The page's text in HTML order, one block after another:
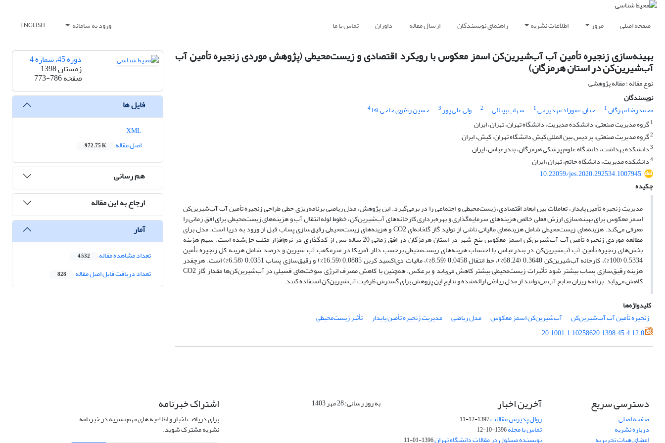
صفحه اصلی مرور اطلاعات نشریه راهنمای نویسندگان ارسال مقاله داوران تماس با ما ورود به سامانه ENGLISH
بهینه‌سازی زنجیره تأمین آب آب‌شیرین‌کن‌ اسمز معکوس با رویکرد اقتصادی و زیست‌محیطی (پژوهش موردی زنجیره تأمین آب
آب‌شیرین‌کن در استان هرمزگان)
نوع مقاله : مقاله پژوهشی
نویسندگان
محمدرضا مهرگان1 حنان عموزاد مهدیرجی1 شهاب بینائی 2 ولی علی پور3 حسین رضوی حاجی آقا4
1گروه مدیریت صنعتی، دانشکده مدیریت، دانشگاه تهران، تهران، ایران
2گروه مدیریت صنعتی، پردیس بین المللی کیش دانشگاه تهران، کیش، ایران
3دانشکده بهداشت، دانشگاه علوم پزشکی هرمزگان، بندرعباس، ایران
4دانشکده مدیریت، دانشگاه خاتم، تهران، ایران
10.22059/jes.2020.292534.1007945
چکیده
مدیریت زنجیره تأمین پایدار، تعاملات بین ابعاد اقتصادی، زیست‌محیطی و اجتماعی را در برمی‌گیرد. این پژوهش، مدل ریاضی برنامه‌ریزی خطی طراحی زنجیره تأمین آب آب‌شیرین‌کن‌
اسمز معکوس برای بهینه‌سازی ارزش فعلی خالص هزینه‌های سرمایه‌گذاری و بهره‌برداری کارخانه‌های آب‌شیرین‌کن، خطوط لوله انتقال آب و هزینه‌های زیست‌محیطی برای افق زمانی را
معرفی می‌کند. هزینه‌های زیست‌محیطی شامل هزینه‌های مالیاتی ناشی از تولید گاز گلخانه‌ای CO2 و هزینه‌های زیست‌محیطی رقیق‌سازی پساب قبل از ورود به دریا است. مدل برای
مطالعه موردی زنجیره تأمین آب آب‌شیرین‌کن اسمز معکوس پنج شهر در استان هرمزگان در افق زمانی 20 ساله پس از کدگذاری در نرم‌افزار متلب حل‌شده است. سهم هزینه
بخش‌های زنجیره تأمین آب آب‌شیرین‌کن در بندرعباس با احتساب هزینه‌های زیست‌محیطی برحسب دلار آمریکا در مترمکعب آب شیرین و درصد شامل هزینه کل زنجیره تأمین
0.5334 (100%)، کارخانه آب‌شیرین‌کن 0.3640 (68.24%)، خط انتقال 0.0458 (8.59%)، مالیات دی‌اکسید کربن 0.0885 (16.59%) و رقیق‌سازی پساب 0.0351 (6.58%) است. هرچقدر
هزینه رقیق‌سازی پساب بیشتر شود تأثیرات زیست‌محیطی بیشتر کاهش می‌یابد و برعکس. همچنین با کاهش مصرف انرژی سوخت‌های فسیلی در آب‌شیرین‌کن‌ها مقدار گاز CO2
کاهش می‌یابد. برنامه ریزان منابع آب می‌توانند از مدل ریاضی ارائه‌شده و نتایج این پژوهش برای گسترش ظرفیت آب‌شیرین‌کن استفاده کنند.
کلیدواژه‌ها
زنجیره تأمین آب آب‌شیرین‌کن
آب‌شیرین‌کن اسمز معکوس مدل ریاضی مدیریت زنجیره تأمین پایدار
تأثیر زیست‌محیطی
20.1001.1.10258620.1398.45.4.12.0
دوره 45، شماره 4
زمستان 1398
صفحه773-786
فایل ها
اصل مقاله
972.75 K
هم رسانی
ارجاع به این مقاله
آمار
تعداد مشاهده مقاله 4,532
تعداد دریافت فایل اصل مقاله 828
دسترسی سریع
صفحه اصلی
درباره نشریه
اعضای هیات تحریریه
آخرین اخبار
روال پذیرش مقالات1397-12-11
تماس با مجله1396-10-12
نویسنده مسئول در مقالات دانشگاه تهران1396-01-11
به روز رسانی: 28 مهر 1403 اشتراک خبرنامه
برای دریافت اخبار و اطلاعیه های مهم نشریه در خبرنامه
نشریه مشترک شوید.